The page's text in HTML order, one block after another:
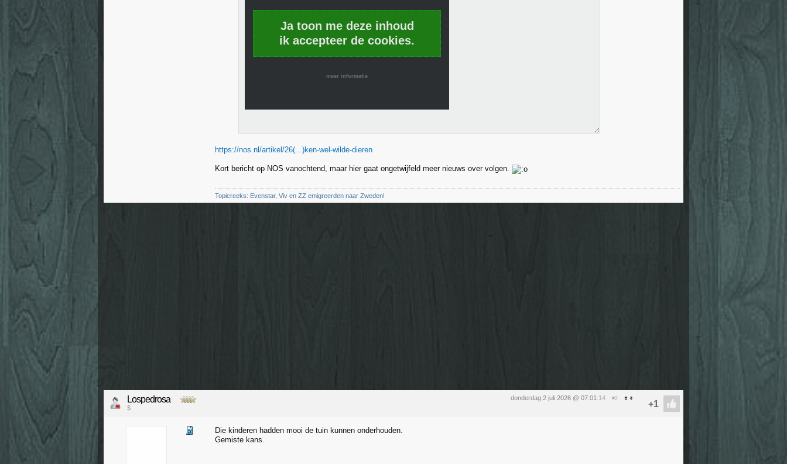
Ja toon me deze inhoud
ik accepteer de cookies.
meer informatie
https://nos.nl/artikel/26(...)ken-wel-wilde-dieren
Kort bericht op NOS vanochtend, maar hier gaat ongetwijfeld meer nieuws over volgen.
Topicreeks: Evenstar, Viv en ZZ emigreerden naar Zweden!
donderdag 2 juli 2026 @ 07:01 :14 #2
Lospedrosa
$
Die kinderen hadden mooi de tuin kunnen onderhouden.
Gemiste kans.